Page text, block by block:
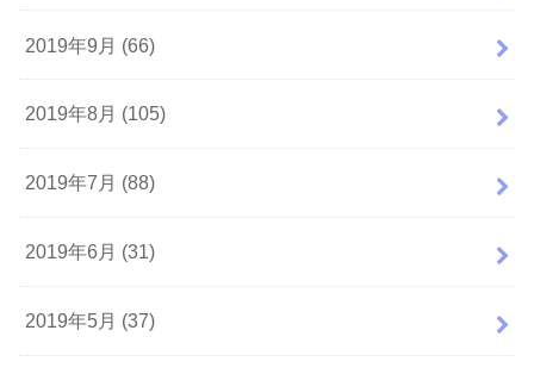
2019年9月 (66)
2019年8月 (105)
2019年7月 (88)
2019年6月 (31)
2019年5月 (37)